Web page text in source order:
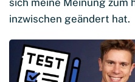
sich meine Meinung zum
inzwischen geändert hat.